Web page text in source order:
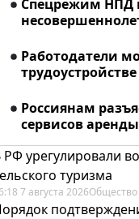
Спецрежим НПД
Работодатели
Россиянам
сервисов
РФ урегулировали
туризма
7 августа 2026Общество